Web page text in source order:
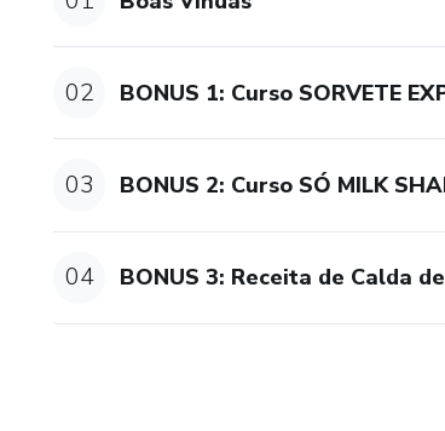
02 BONUS 1: Curso SORVETE
03 BONUS 2: Curso SÓ MILK
04 BONUS 3: Receita de Calda